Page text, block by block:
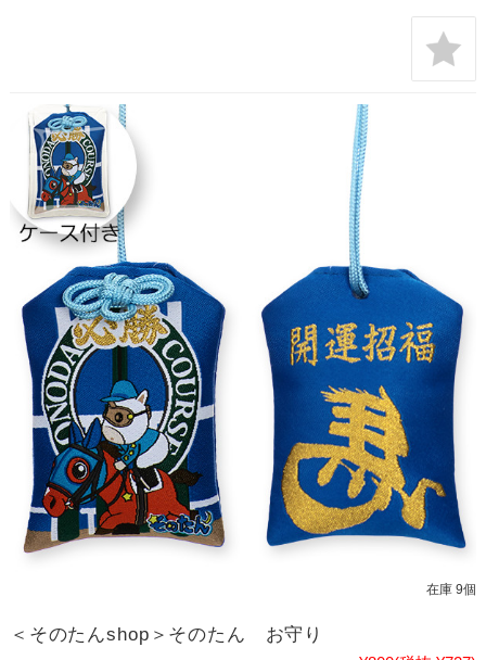
在庫 9個
＜そのたんshop＞そのたん お守り